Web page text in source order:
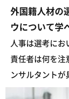
外国籍人材の
ウについて学
人事は選考に
責任者は何を注
ンサルタントが